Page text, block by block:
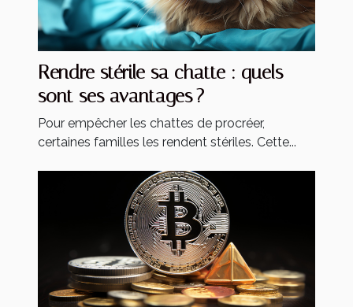
Rendre stérile sa chatte : quels
sont ses avantages ?
Pour empêcher les chattes de procréer,
certaines familles les rendent stériles. Cette...